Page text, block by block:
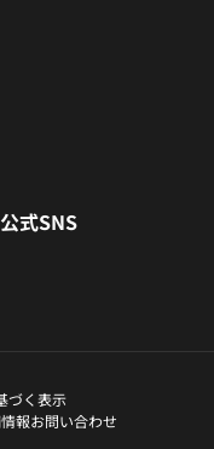
式SNS
づく表示
報お問い合わせ